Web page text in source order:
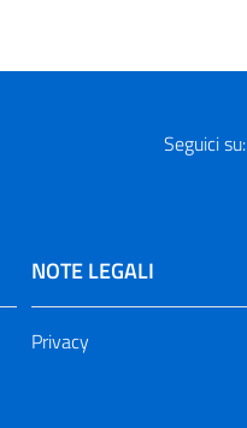
Seguici su:
NOTE LEGALI
Privacy